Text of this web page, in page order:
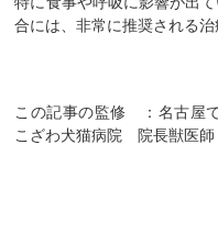
合には、非常に推奨される治
この記事の監修 ：名古屋
こざわ犬猫病院 院長獣医師